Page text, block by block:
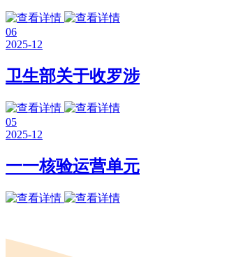
06
2025-12
卫生部关于收罗涉
05
2025-12
一一核验运营单元